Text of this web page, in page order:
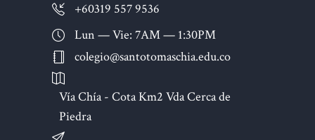
+60319 557 9536
Lun — Vie: 7AM — 1:30PM
colegio@santotomaschia.edu.co
Vía Chía - Cota Km2 Vda Cerca de
Piedra